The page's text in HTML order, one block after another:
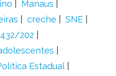
Manaus
creche
SNE
202
Estadual